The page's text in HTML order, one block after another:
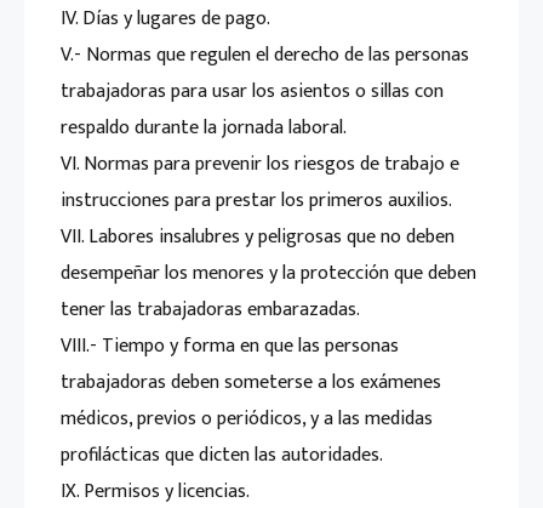
IV. Días y lugares de pago.
V.- Normas que regulen el derecho de las personas
trabajadoras para usar los asientos o sillas con
respaldo durante la jornada laboral.
VI. Normas para prevenir los riesgos de trabajo e
instrucciones para prestar los primeros auxilios.
VII. Labores insalubres y peligrosas que no deben
desempeñar los menores y la protección que deben
tener las trabajadoras embarazadas.
VIII.- Tiempo y forma en que las personas
trabajadoras deben someterse a los exámenes
médicos, previos o periódicos, y a las medidas
profilácticas que dicten las autoridades.
IX. Permisos y licencias.